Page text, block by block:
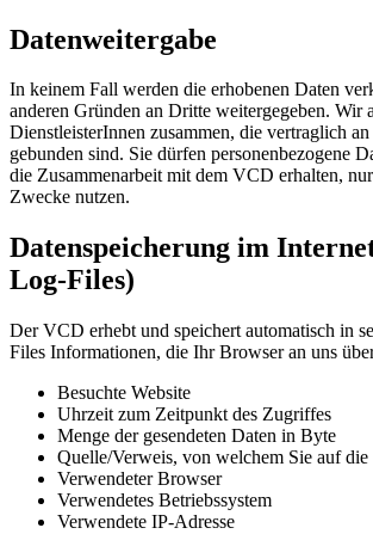
Datenweitergabe
In keinem Fall werden die erhobenen Daten
anderen Gründen an Dritte weitergegeben. Wir
DienstleisterInnen zusammen, die vertraglich
gebunden sind. Sie dürfen personenbezogene
die Zusammenarbeit mit dem VCD erhalten,
Zwecke nutzen.
Datenspeicherung im
Log-Files)
Der VCD erhebt und speichert automatisch in
Files Informationen, die Ihr Browser an uns
Besuchte Website
Uhrzeit zum Zeitpunkt des Zugriffes
Menge der gesendeten Daten in Byte
Quelle/Verweis, von welchem Sie auf die
Verwendeter Browser
Verwendetes Betriebssystem
Verwendete IP-Adresse